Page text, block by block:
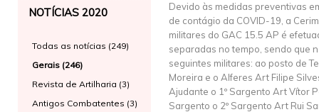
NOTÍCIAS 2020
Todas as notícias (249)
Gerais (246)
Revista de Artilharia (3)
Antigos Combatentes (3)
Devido às medidas preventivas
de contágio da COVID-19, a
militares do GAC 15.5 AP é
separadas no tempo, sendo que
seguintes militares: ao posto de
Moreira e o Alferes Art Filipe
Ajudante o 1º Sargento Art Vítor
Sargento o 2º Sargento Art Rui